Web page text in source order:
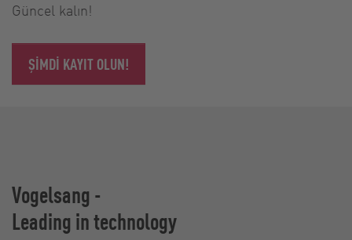
Güncel kalın!
ŞIMDI KAYIT OLUN!
Vogelsang -
Leading in technology